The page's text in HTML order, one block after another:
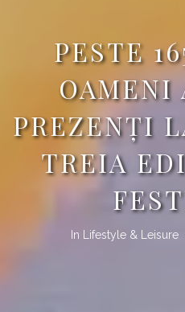
PESTE
OAMENI
PREZENŢI
TREIA
In Lifestyle & Leisure